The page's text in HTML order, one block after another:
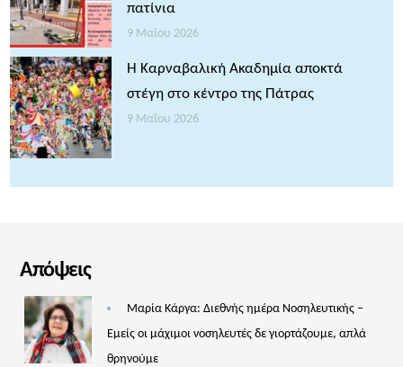
πατίνια
9 Μαΐου 2026
Η Καρναβαλική Ακαδημία αποκτά
στέγη στο κέντρο της Πάτρας
9 Μαΐου 2026
Απόψεις
Μαρία Κάργα: Διεθνής ημέρα Νοσηλευτικής –
Εμείς οι μάχιμοι νοσηλευτές δε γιορτάζουμε, απλά
θρηνούμε